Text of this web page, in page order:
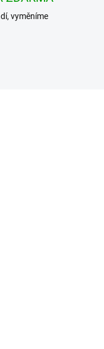
vyměníme